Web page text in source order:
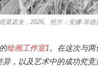
莫诺夫，2026。 照片：安娜·菲德
绘画工作室1 。在这次与两
，以及艺术中的成功究竟